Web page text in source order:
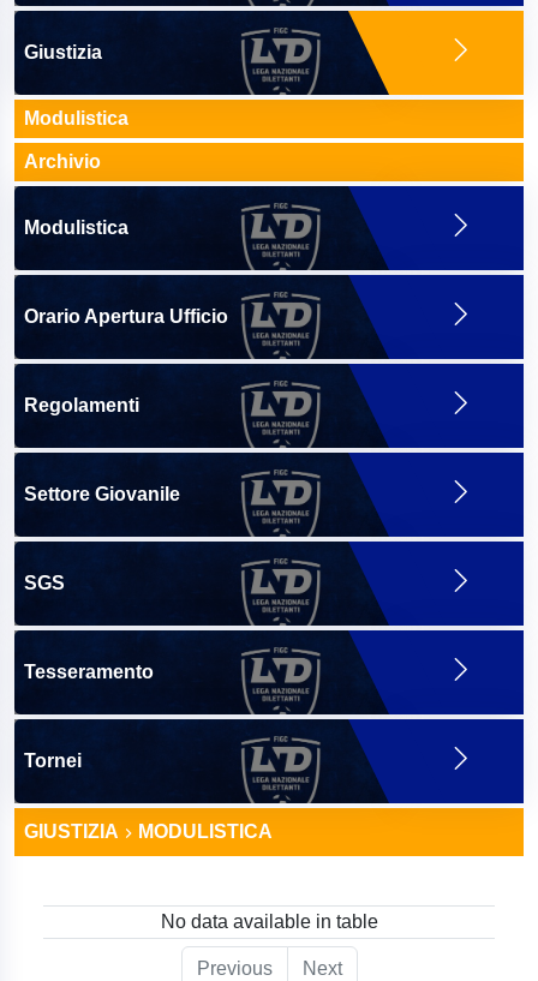
Giustizia
Modulistica
Archivio
Modulistica
Orario Apertura Ufficio
Regolamenti
Settore Giovanile
SGS
Tesseramento
Tornei
GIUSTIZIA MODULISTICA
No data available in table
Previous Next